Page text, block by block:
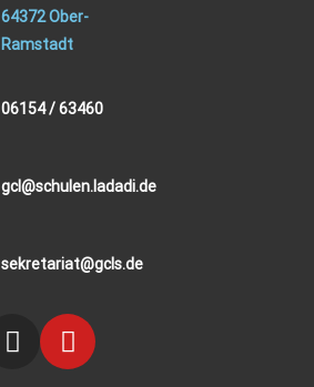
64372 Ober-
Ramstadt
06154 / 63460
gcl@schulen.ladadi.de
sekretariat@gcls.de